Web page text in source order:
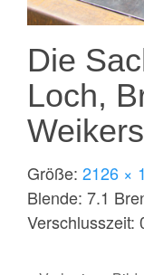
Die
Loch,
Größe: 2126 ×
Blende: 7.1
Verschlusszeit: